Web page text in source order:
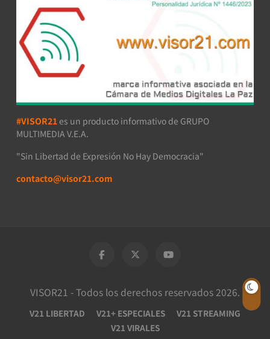
#VISOR21 es un producto informativo de GRUPO
MULTIMEDIA V.E.A.
"Sin Libertad de Expresión No Hay Democracia"
contacto@visor21.com
VISOR21 - Todos los derechos reservados 2026.
V21 LIBERTAD V21+ ESPECIALES
V21 STREAMING
V21 VIRALES